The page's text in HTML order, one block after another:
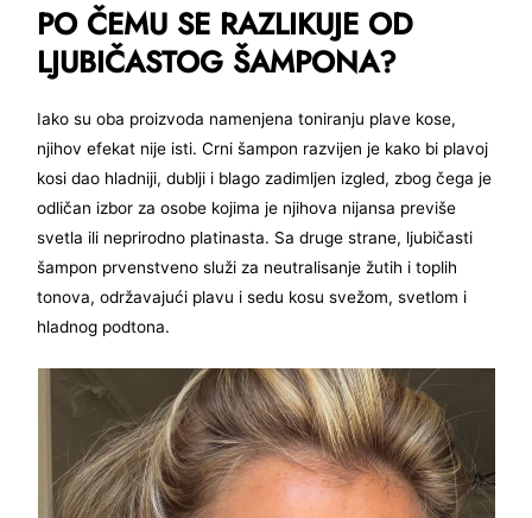
PO ČEMU SE RAZLIKUJE OD
LJUBIČASTOG ŠAMPONA?
Iako su oba proizvoda namenjena toniranju plave kose,
njihov efekat nije isti. Crni šampon razvijen je kako bi plavoj
kosi dao hladniji, dublji i blago zadimljen izgled, zbog čega je
odličan izbor za osobe kojima je njihova nijansa previše
svetla ili neprirodno platinasta. Sa druge strane, ljubičasti
šampon prvenstveno služi za neutralisanje žutih i toplih
tonova, održavajući plavu i sedu kosu svežom, svetlom i
hladnog podtona.